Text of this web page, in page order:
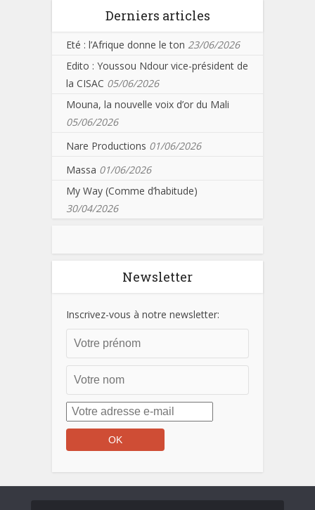
Derniers articles
Eté : l’Afrique donne le ton 23/06/2026
Edito : Youssou Ndour vice-président de
la CISAC 05/06/2026
Mouna, la nouvelle voix d’or du Mali
05/06/2026
Nare Productions 01/06/2026
Massa 01/06/2026
My Way (Comme d’habitude)
30/04/2026
Newsletter
Inscrivez-vous à notre newsletter: